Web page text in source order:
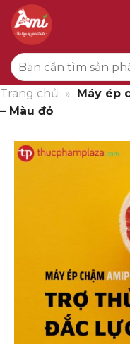
qua
dung
Tìm
kiếm:
Trang chủ » Máy ép
– Màu đỏ